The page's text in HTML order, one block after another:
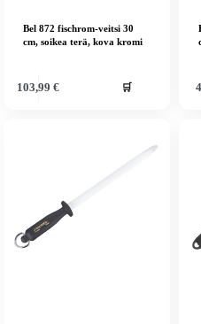
Bel 872 fischrom-veitsi 30
cm, soikea terä, kova kromi
103,99€ 🛒